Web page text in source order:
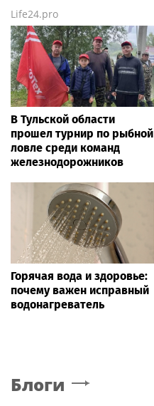
Life24.pro
В Тульской области
прошел турнир по рыбной
ловле среди команд
железнодорожников
Горячая вода и здоровье:
почему важен исправный
водонагреватель
Блоги